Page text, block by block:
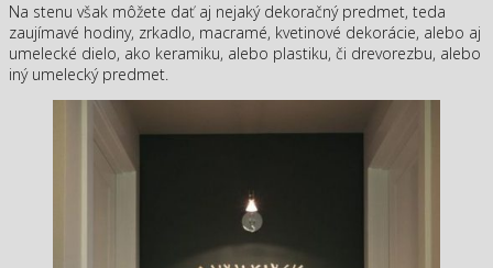
Na stenu však môžete dať aj nejaký dekoračný predmet, teda
zaujímavé hodiny, zrkadlo, macramé, kvetinové dekorácie, alebo aj
umelecké dielo, ako keramiku, alebo plastiku, či drevorezbu, alebo
iný umelecký predmet.